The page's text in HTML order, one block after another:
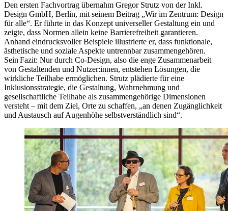
Den ersten Fachvortrag übernahm Gregor Strutz von der Inkl.
Design GmbH, Berlin, mit seinem Beitrag „Wir im Zentrum: Design
für alle“. Er führte in das Konzept universeller Gestaltung ein und
zeigte, dass Normen allein keine Barrierefreiheit garantieren.
Anhand eindrucksvoller Beispiele illustrierte er, dass funktionale,
ästhetische und soziale Aspekte untrennbar zusammengehören.
Sein Fazit: Nur durch Co-Design, also die enge Zusammenarbeit
von Gestaltenden und Nutzer:innen, entstehen Lösungen, die
wirkliche Teilhabe ermöglichen. Strutz plädierte für eine
Inklusionsstrategie, die Gestaltung, Wahrnehmung und
gesellschaftliche Teilhabe als zusammengehörige Dimensionen
versteht – mit dem Ziel, Orte zu schaffen, „an denen Zugänglichkeit
und Austausch auf Augenhöhe selbstverständlich sind“.